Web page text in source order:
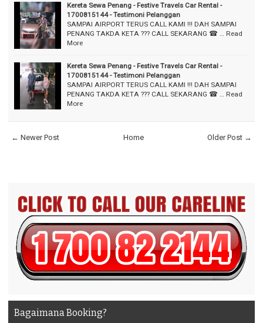
Kereta Sewa Penang - Festive Travels Car Rental -
1700815144 - Testimoni Pelanggan
SAMPAI AIRPORT TERUS CALL KAMI !!! DAH SAMPAI
PENANG TAKDA KETA ??? CALL SEKARANG ☎ …
Read
More
Kereta Sewa Penang - Festive Travels Car Rental -
1700815144 - Testimoni Pelanggan
SAMPAI AIRPORT TERUS CALL KAMI !!! DAH SAMPAI
PENANG TAKDA KETA ??? CALL SEKARANG ☎ …
Read
More
← Newer Post Older Post →
Home
Bagaimana Booking?